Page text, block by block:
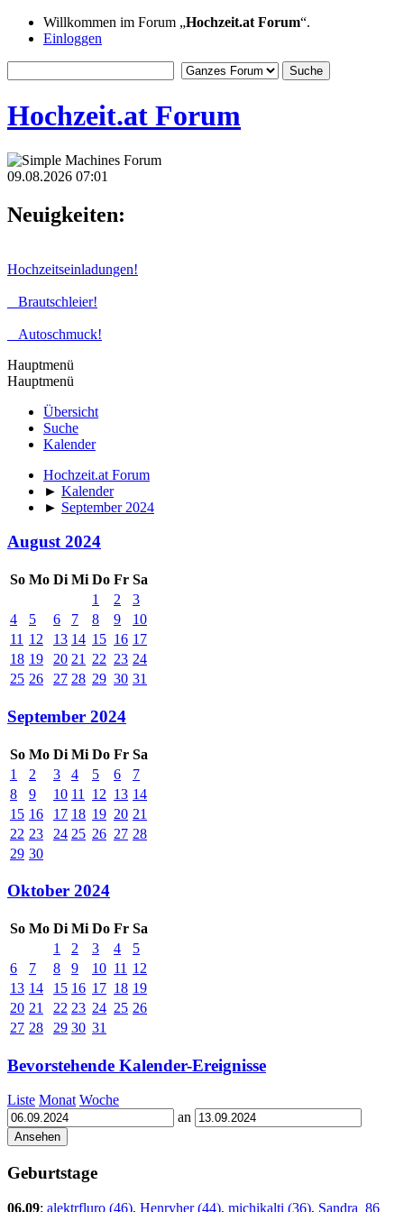
Willkommen im Forum „Hochzeit.at Forum“.
Einloggen
Hochzeit.at Forum
09.08.2026 07:01
Neuigkeiten:
Hochzeitseinladungen!
Brautschleier!
Autoschmuck!
Hauptmenü
Hauptmenü
Übersicht
Suche
Kalender
Hochzeit.at Forum
► Kalender
► September 2024
August 2024
So Mo Di Mi Do Fr Sa
1
2
3
4
5 6 7 8 9
10
11 12 13 14 15 16 17
18 19 20 21 22 23 24
25 26 27 28 29 30 31
September 2024
So Mo Di Mi Do Fr Sa
1
2 3 4 5 6
7
8
9 10 11 12 13 14
15 16 17 18 19 20 21
22 23 24 25 26 27 28
29 30
Oktober 2024
So Mo Di Mi Do Fr Sa
1
2 3 4
5
6
7 8 9 10 11 12
13 14 15 16 17 18 19
20 21 22 23 24 25 26
27 28 29 30 31
Bevorstehende Kalender-Ereignisse
Liste Monat Woche
an
Geburtstage
06.09: alektrfluro (46), Henryher (44), michikalti (36), Sandra_86